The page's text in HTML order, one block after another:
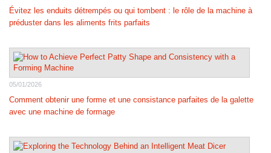
Évitez les enduits détrempés ou qui tombent : le rôle de la machine à
préduster dans les aliments frits parfaits
05/01/2026
Comment obtenir une forme et une consistance parfaites de la galette
avec une machine de formage